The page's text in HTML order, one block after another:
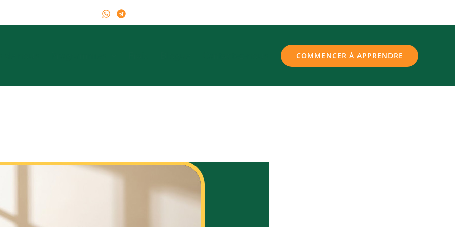
COMMENCER À APPRENDRE